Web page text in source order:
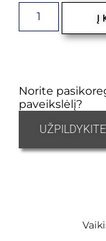
Į
Norite
paveikslėlį?